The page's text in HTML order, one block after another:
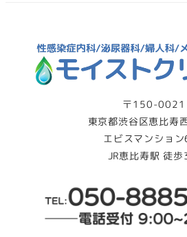
〒150-0021
東京都渋谷区恵比寿
エビスマンショ
JR恵比寿駅 徒歩